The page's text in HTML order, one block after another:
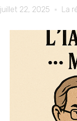
juillet 22, 2025 La